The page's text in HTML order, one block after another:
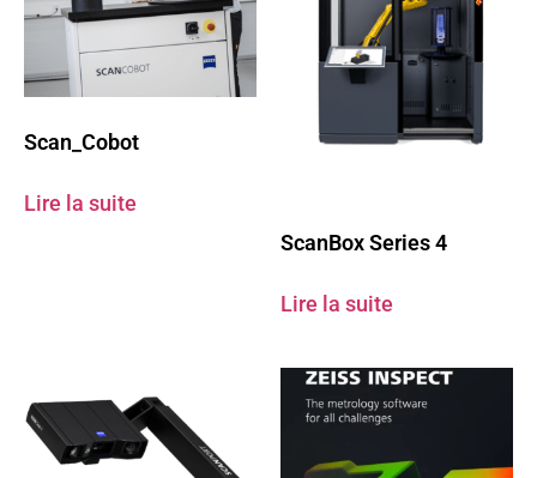
Scan_Cobot
Lire la suite
ScanBox Series 4
Lire la suite